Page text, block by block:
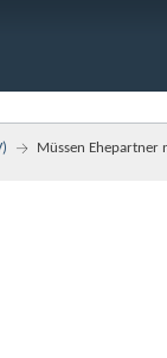
Müssen Ehepartner